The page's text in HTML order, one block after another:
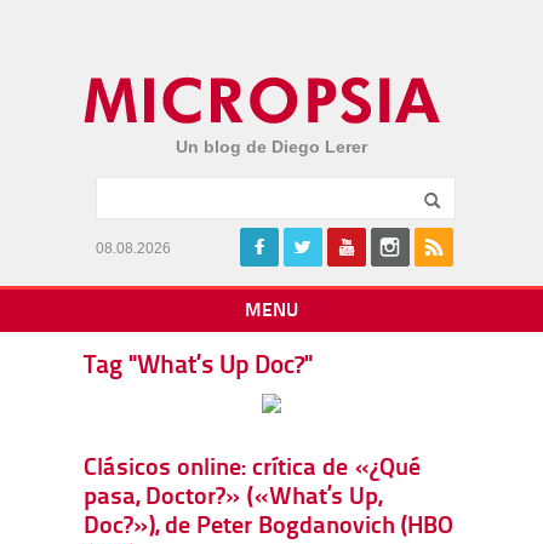
Un blog de Diego Lerer
08.08.2026
MENU
Tag "What’s Up Doc?"
Clásicos online: crítica de «¿Qué
pasa, Doctor?» («What’s Up,
Doc?»), de Peter Bogdanovich (HBO